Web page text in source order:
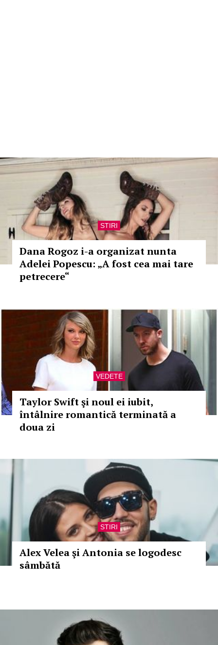
STIRI
Dana Rogoz i-a organizat nunta
Adelei Popescu: „A fost cea mai tare
petrecere“
VEDETE
Taylor Swift şi noul ei iubit,
întâlnire romantică terminată a
doua zi
STIRI
Alex Velea şi Antonia se logodesc
sâmbătă